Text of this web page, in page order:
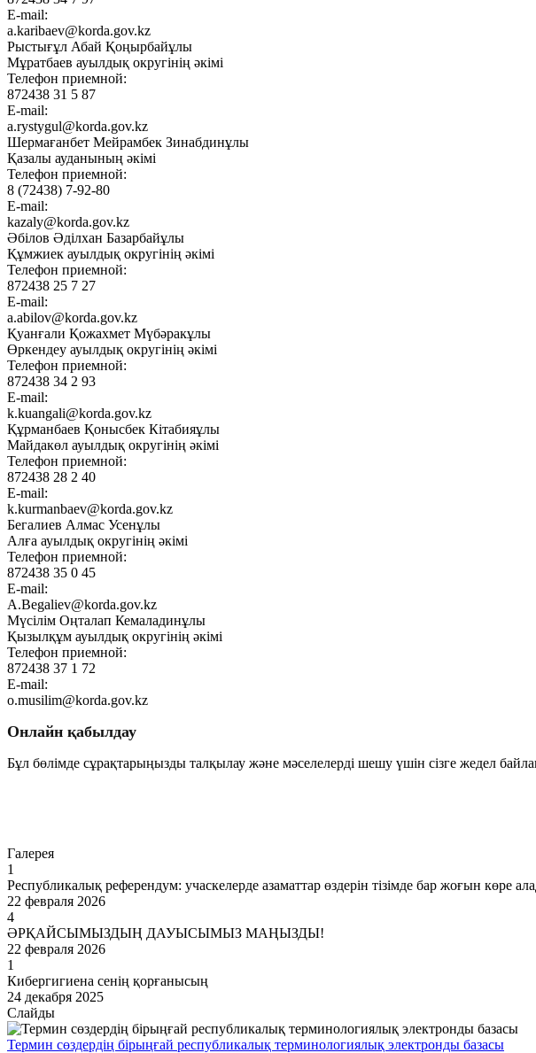
E-mail:
a.karibaev@korda.gov.kz
Рыстығұл Абай Қоңырбайұлы
Мұратбаев ауылдық округінің әкімі
Телефон приемной:
872438 31 5 87
E-mail:
a.rystygul@korda.gov.kz
Шермағанбет Мейрамбек Зинабдинұлы
Қазалы ауданының әкімі
Телефон приемной:
8 (72438) 7-92-80
E-mail:
kazaly@korda.gov.kz
Әбілов Әділхан Базарбайұлы
Құмжиек ауылдық округінің әкімі
Телефон приемной:
872438 25 7 27
E-mail:
a.abilov@korda.gov.kz
Қуанғали Қожахмет Мүбәракұлы
Өркендеу ауылдық округінің әкімі
Телефон приемной:
872438 34 2 93
E-mail:
k.kuangali@korda.gov.kz
Құрманбаев Қонысбек Кітабияұлы
Майдакөл ауылдық округінің әкімі
Телефон приемной:
872438 28 2 40
E-mail:
k.kurmanbaev@korda.gov.kz
Бегалиев Алмас Усенұлы
Алға ауылдық округінің әкімі
Телефон приемной:
872438 35 0 45
E-mail:
A.Begaliev@korda.gov.kz
Мүсілім Оңталап Кемаладинұлы
Қызылқұм ауылдық округінің әкімі
Телефон приемной:
872438 37 1 72
E-mail:
o.musilim@korda.gov.kz
Онлайн қабылдау
Бұл бөлімде сұрақтарыңызды талқылау және мәселелерді шешу үшін сізге жедел
Галерея
1
Республикалық референдум: учаскелерде азаматтар өздерін тізімде бар жоғын көре
22 февраля 2026
4
ӘРҚАЙСЫМЫЗДЫҢ ДАУЫСЫМЫЗ МАҢЫЗДЫ!
22 февраля 2026
1
Кибергигиена сенің қорғанысың
24 декабря 2025
Слайды
Термин сөздердің бірыңғай республикалық терминологиялық электронды базасы